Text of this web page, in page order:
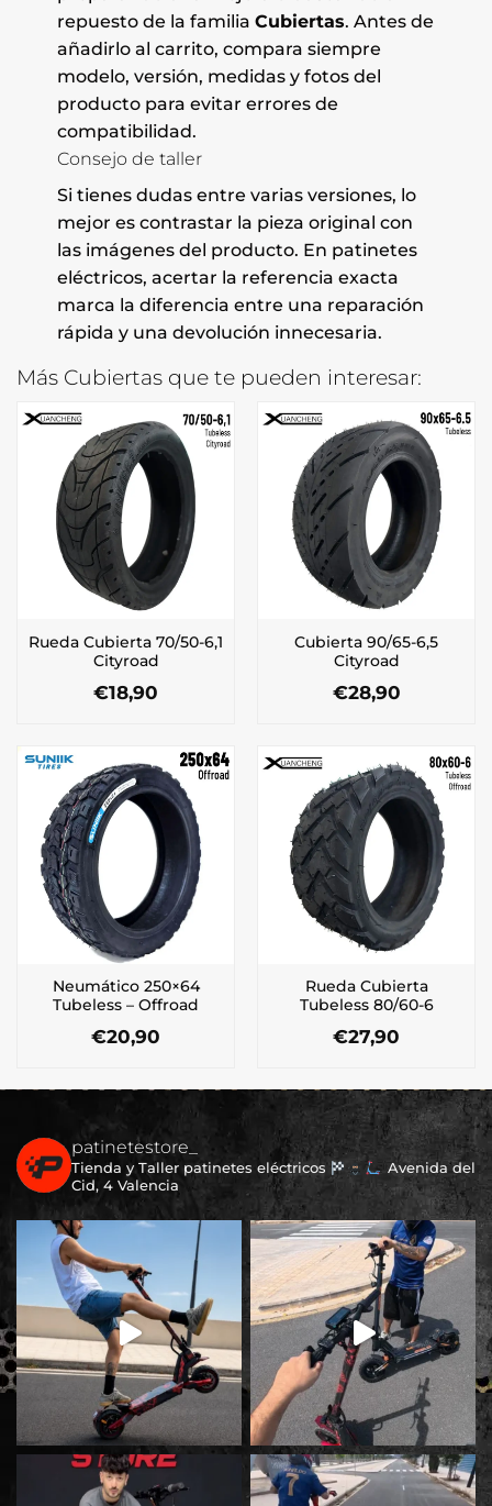
repuesto de la familia Cubiertas. Antes de
añadirlo al carrito, compara siempre
modelo, versión, medidas y fotos del
producto para evitar errores de
compatibilidad.
Consejo de taller
Si tienes dudas entre varias versiones, lo
mejor es contrastar la pieza original con
las imágenes del producto. En patinetes
eléctricos, acertar la referencia exacta
marca la diferencia entre una reparación
rápida y una devolución innecesaria.
Más Cubiertas que te pueden interesar:
Rueda Cubierta 70/50-6,1
Cityroad
€18,90
Cubierta 90/65-6,5
Cityroad
€28,90
Neumático 250×64
Tubeless – Offroad
€20,90
Rueda Cubierta
Tubeless 80/60-6
€27,90
patinetestore_
Tienda y Taller patinetes eléctricos
Avenida del
Cid, 4 Valencia